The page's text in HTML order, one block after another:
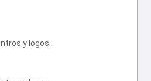
y logos.